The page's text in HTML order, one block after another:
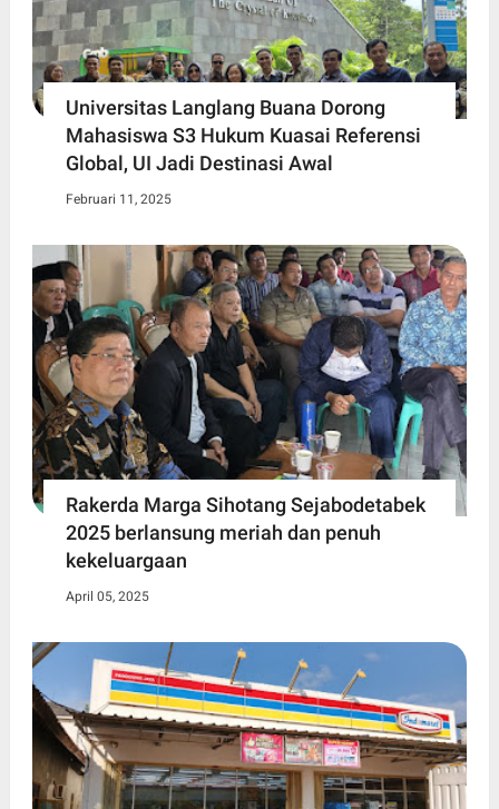
Universitas Langlang Buana Dorong
Mahasiswa S3 Hukum Kuasai Referensi
Global, UI Jadi Destinasi Awal
Februari 11, 2025
Rakerda Marga Sihotang Sejabodetabek
2025 berlansung meriah dan penuh
kekeluargaan
April 05, 2025